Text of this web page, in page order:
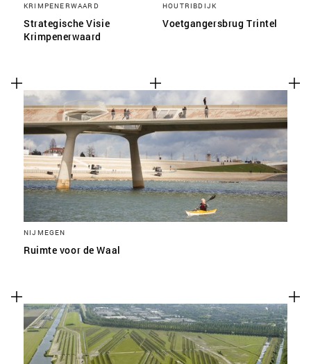
KRIMPENERWAARD
Strategische Visie
Krimpenerwaard
HOUTRIBDIJK
Voetgangersbrug Trintel
NIJMEGEN
Ruimte voor de Waal